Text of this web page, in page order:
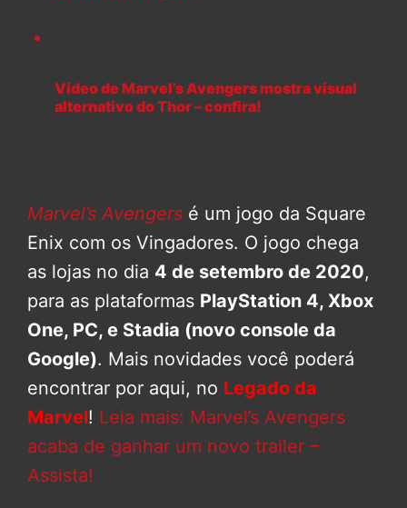
Vídeo de Marvel’s Avengers mostra visual
alternativo do Thor – confira!
Marvel’s Avengers é um jogo da Square
Enix com os Vingadores. O jogo chega
as lojas no dia 4 de setembro de 2020,
para as plataformas PlayStation 4, Xbox
One, PC, e Stadia (novo console da
Google). Mais novidades você poderá
encontrar por aqui, no Legado da
Marvel! Leia mais: Marvel’s Avengers
acaba de ganhar um novo trailer –
Assista!